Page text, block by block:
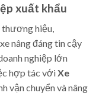
xuất khẩu
thương hiệu,
nâng đáng tin cậy
nghiệp lớn
hợp tác vớiXe
vận chuyển và nâng